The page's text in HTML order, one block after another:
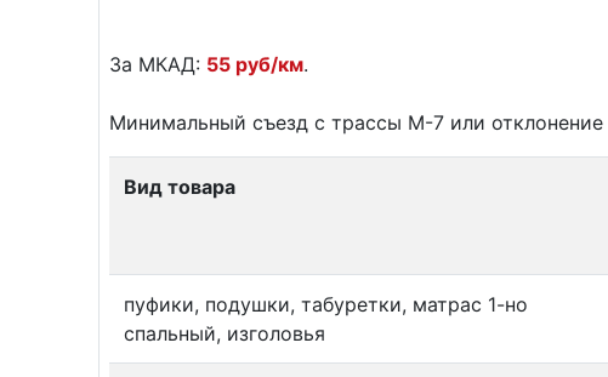
За МКАД: 55 руб/км.
Минимальный съезд с трассы М-7 или
Вид товара
пуфики, подушки, табуретки, матрас 1-но
спальный, изголовья